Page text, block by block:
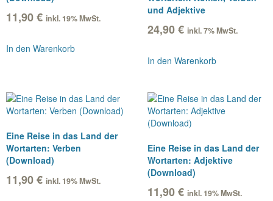
11,90€ inkl. 19% MwSt.
In den Warenkorb
und Adjektive
24,90€ inkl. 7% MwSt.
In den Warenkorb
Eine Reise in das Land der
Wortarten: Verben
(Download)
11,90€ inkl. 19% MwSt.
Eine Reise in das Land der
Wortarten: Adjektive
(Download)
11,90€ inkl. 19% MwSt.